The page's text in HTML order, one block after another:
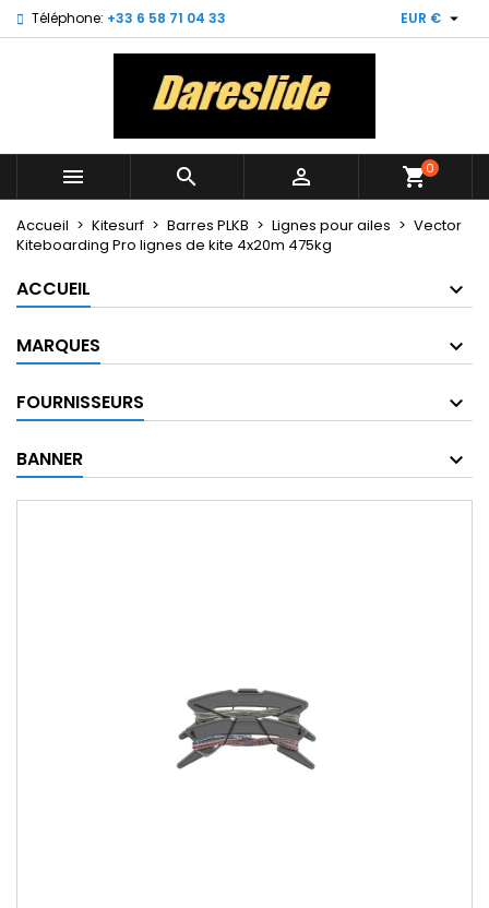
Téléphone: +33 6 58 71 04 33 EUR € 
   shopping_cart0
Accueil Kitesurf Barres PLKB Lignes pour ailes
Vector
Kiteboarding Pro lignes de kite 4x20m 475kg
ACCUEIL
MARQUES
FOURNISSEURS
BANNER
My wishlists ×
((title)) ×
Connexion ×
Vous devez être connecté pour ajouter des produits
((cancelText)) ((loginText))